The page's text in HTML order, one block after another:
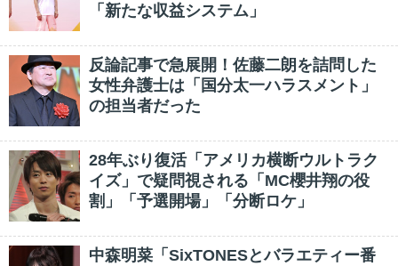
「新たな収益システム」
反論記事で急展開！佐藤二朗を詰問した
女性弁護士は「国分太一ハラスメント」
の担当者だった
28年ぶり復活「アメリカ横断ウルトラク
イズ」で疑問視される「MC櫻井翔の役
割」「予選開場」「分断ロケ」
中森明菜「SixTONESとバラエティー番